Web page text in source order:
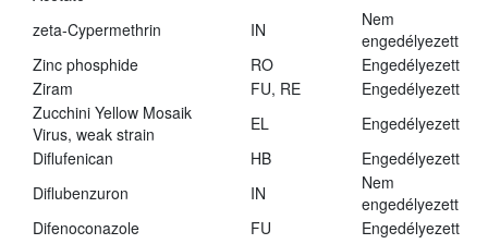
zeta-Cypermethrin IN
Nem
engedélyezett
Zinc phosphide
RO
Engedélyezett
Ziram
FU, RE
Engedélyezett
Zucchini Yellow Mosaik
Virus, weak strain
EL
Engedélyezett
Diflufenican
HB
Engedélyezett
Diflubenzuron
IN
Nem
engedélyezett
Difenoconazole
FU
Engedélyezett